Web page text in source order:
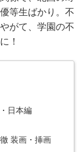
等生ばかり。不
がて、学園の不
！
日本編
装画・挿画